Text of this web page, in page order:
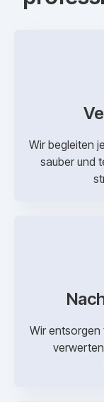
Wir begleiten
sauber und
Wir